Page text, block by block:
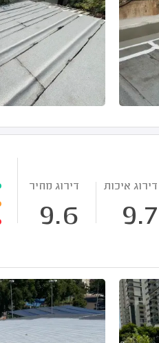
דירוג איכות
9.7
דירוג מחיר
9.6